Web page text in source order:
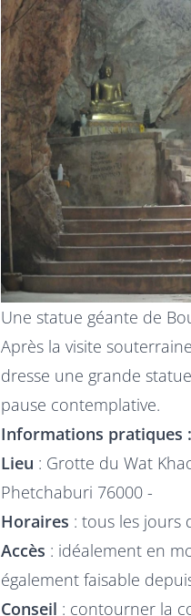
Une statue géante de
Après la visite
dresse une grande
pause contemplative.
Informations pratiques :
Lieu : Grotte du Wat
Phetchaburi 76000 -
Horaires : tous les jours
Accès : idéalement en
également faisable
Conseil : contourner la